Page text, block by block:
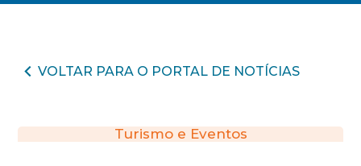
VOLTAR PARA O PORTAL DE NOTÍCIAS
Turismo e Eventos